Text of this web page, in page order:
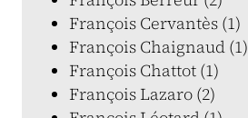
François Cervantès (1)
François Chaignaud (1)
François Chattot (1)
François Lazaro (2)